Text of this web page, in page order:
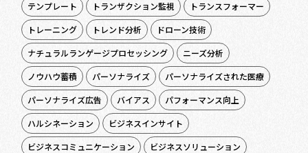
テンプレート
トランザクション監視
トランスフォーマー
トレーニング
トレンド分析
ドローン技術
ナチュラルランゲージプロセッシング
ニーズ分析
ノウハウ蓄積
パーソナライズ
パーソナライズされた医療
パーソナライズ広告
バイアス
パフォーマンス向上
ハルシネーション
ビジネスインサイト
ビジネスコミュニケーション
ビジネスソリューション